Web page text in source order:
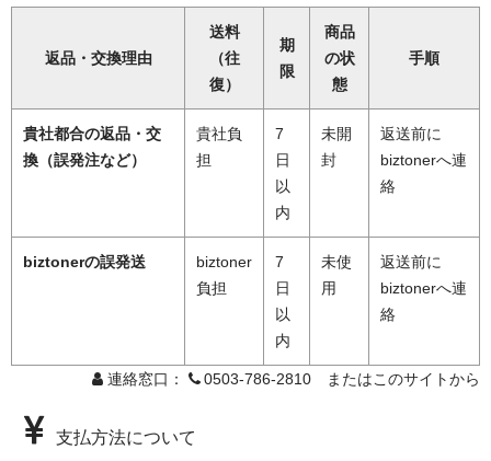
返品・交換理由
送料
（往
復）
期
限
商品
の状
態
手順
貴社都合の返品・交
換（誤発注など）
貴社負
担
7
日
以
内
未開
封
返送前に
biztonerへ連
絡
biztonerの誤発送
biztoner
負担
7
日
以
内
未使
用
返送前に
biztonerへ連
絡
連絡窓口： 0503-786-2810 またはこのサイトから
支払方法について